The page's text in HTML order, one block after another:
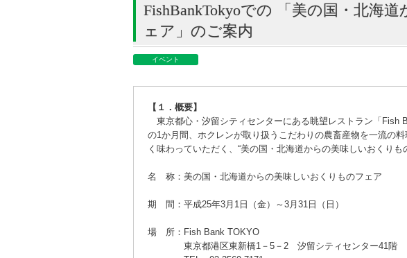
FishBankTokyoでの 「美の国・北海
ェア」のご案内
イベント
【１．概要】
東京都心・汐留シティセンターにある眺望レストラン「Fish
の1か月間、ホクレンが取り扱うこだわりの農畜産物を一流の
く味わっていただく、“美の国・北海道からの美味しいおくりも
名 称： 美の国・北海道からの美味しいおくりものフェア
期 間 ： 平成25年3月1日（金）～3月31日（日）
場 所： Fish Bank TOKYO
東京都港区東新橋1－5－2 汐留シティセンター41階